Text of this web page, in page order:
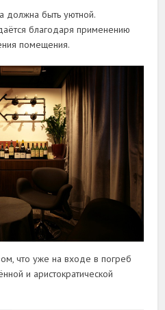
должна быть уютной.
благодаря применению
помещения.
что уже на входе в погреб
и аристократической